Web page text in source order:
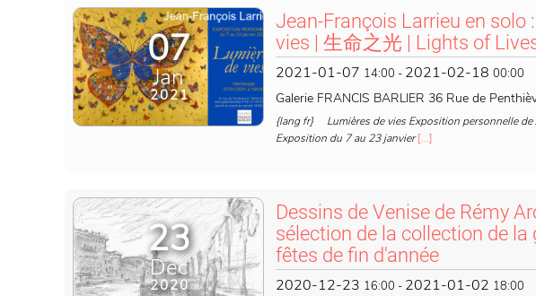
07
Jan
2021
Jean-François Larrieu en solo
vies | 生命之光 | Lights of
2021-01-07 14:00 - 2021-02-18 00:00
Galerie FRANCIS BARLIER 36 Rue de
{lang fr} Lumières de vies Exposition personnelle de
Exposition du 7 au 23 janvier [...]
23
Dec
2020
Dessins de Venise de Rémy
sélection de la collection de la
fêtes de fin d'année
2020-12-23 16:00 - 2021-01-02 18:00